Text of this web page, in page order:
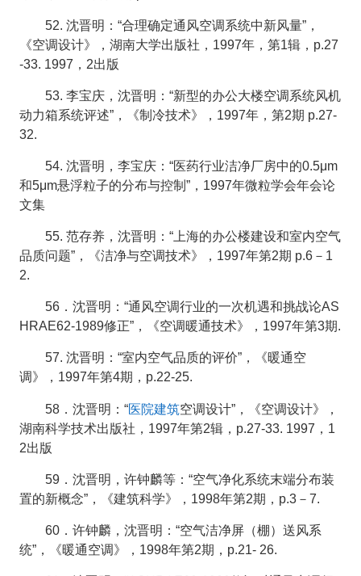
52. 沈晋明：“合理确定通风空调系统中新风量”，
《空调设计》，湖南大学出版社，1997年，第1辑，p.27
-33. 1997，2出版
53. 李宝庆，沈晋明：“新型的办公大楼空调系统风机
动力箱系统评述”，《制冷技术》，1997年，第2期 p.27-
32.
54. 沈晋明，李宝庆：“医药行业洁净厂房中的0.5μm
和5μm悬浮粒子的分布与控制”，1997年微粒学会年会论
文集
55. 范存养，沈晋明：“上海的办公楼建设和室内空气
品质问题”，《洁净与空调技术》，1997年第2期 p.6－1
2.
56．沈晋明：“通风空调行业的一次机遇和挑战论AS
HRAE62-1989修正”，《空调暖通技术》，1997年第3期.
57. 沈晋明：“室内空气品质的评价”，《暖通空
调》，1997年第4期，p.22-25.
58．沈晋明：“医院建筑空调设计”，《空调设计》，
湖南科学技术出版社，1997年第2辑，p.27-33. 1997，1
2出版
59．沈晋明，许钟麟等：“空气净化系统末端分布装
置的新概念”，《建筑科学》，1998年第2期，p.3－7.
60．许钟麟，沈晋明：“空气洁净屏（棚）送风系
统”，《暖通空调》，1998年第2期，p.21- 26.